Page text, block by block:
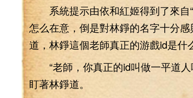
系統提示由依和紅姬得到了來自“
怎么在意，倒是對林錚的名字十分
道，林錚這個老師真正的游戲id是什
“老師，你真正的id叫做一平道人
盯著林錚道。